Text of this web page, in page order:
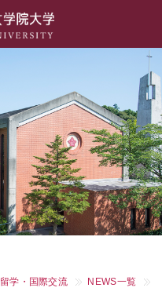
留学・国際交流 NEWS一覧